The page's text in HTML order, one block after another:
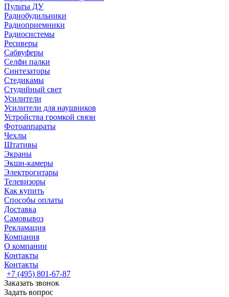
Пульты ДУ
Радиобудильники
Радиоприемники
Радиосистемы
Ресиверы
Сабвуферы
Селфи палки
Синтезаторы
Стедикамы
Студийный свет
Усилители
Усилители для наушников
Устройства громкой связи
Фотоаппараты
Чехлы
Штативы
Экраны
Экшн-камеры
Электрогитары
Телевизоры
Как купить
Способы оплаты
Доставка
Самовывоз
Рекламация
Компания
О компании
Контакты
Контакты
+7 (495) 801-67-87
Заказать звонок
Задать вопрос